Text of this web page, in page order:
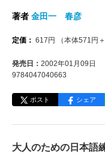
著者 金田一 春彦
定価： 617 円 （本体571 円
発売日： 2002年01月09日
9784047040663
ポスト シェア
大人のための日本語